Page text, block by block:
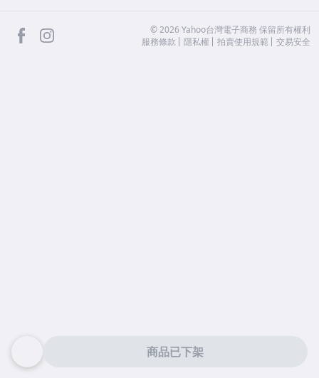
商品已下架
facebook ©2026 Yahoo台灣電子商務 保留所有權利
服務條款
隱私權 拍賣使用規範 交易安全